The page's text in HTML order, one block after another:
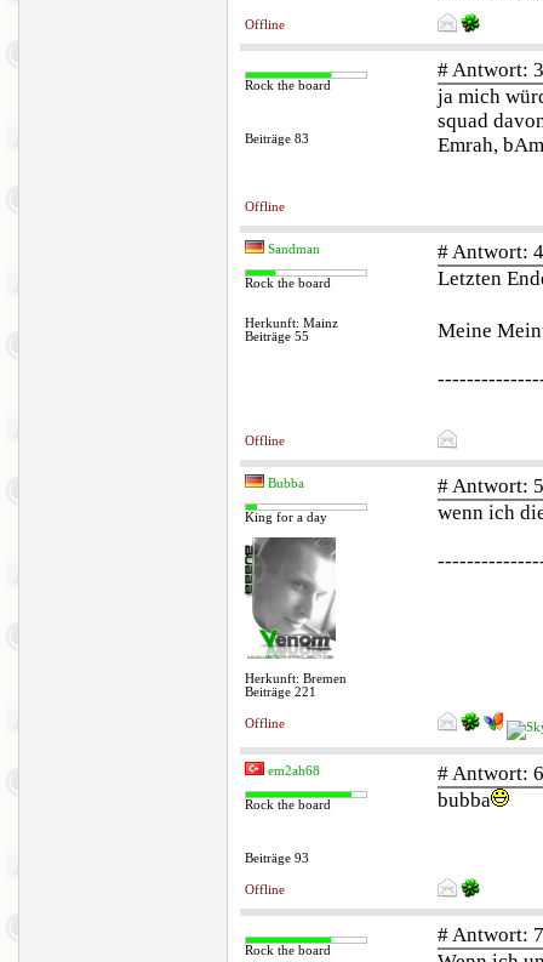
Offline
Rock the board
Beiträge 83
# Antwort:
ja mich
squad
Emrah,
Offline
Sandman
Rock the board
Herkunft: Mainz
Beiträge 55
# Antwort:
Letzten
Meine
Offline
Bubba
King for a day
Herkunft: Bremen
Beiträge 221
# Antwort:
wenn ich
Offline
em2ah68
Rock the board
Beiträge 93
# Antwort:
bubba
Offline
Rock the board
# Antwort: